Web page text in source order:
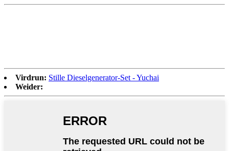
Virdrun: Stille Dieselgenerator-Set - Yuchai
Weider: